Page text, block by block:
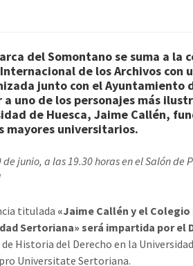
del Somontano se suma a la
de los Archivos con
junto con el Ayuntamiento
a uno de los personajes más
de Huesca, Jaime Callén,
mayores universitarios.
de junio, a las 19.30 horas en el Salón de
titulada «Jaime Callén y el Colegio
Sertoriana» será impartida por el
Historia del Derecho en la
Universitate Sertoriana.